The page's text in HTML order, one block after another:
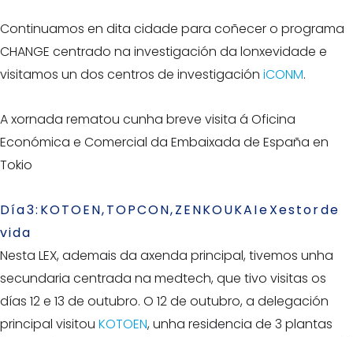
Continuamos en dita cidade para coñecer o programa
CHANGE centrado na investigación da lonxevidade e
visitamos un dos centros de investigación iCONM.
A xornada rematou cunha breve visita á Oficina
Económica e Comercial da Embaixada de España en
Tokio
Día 3: KOTOEN, TOPCON, ZENKOUKAI e Xestor de
vida
Nesta LEX, ademais da axenda principal, tivemos unha
secundaria centrada na medtech, que tivo visitas os
días 12 e 13 de outubro. O 12 de outubro, a delegación
principal visitou KOTOEN, unha residencia de 3 plantas